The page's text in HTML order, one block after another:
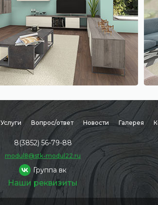
Услуги Вопрос/ответ Новости Галерея
8(3852) 56-79-88
modul8@stk-modul22.ru
Группа вк
Наши реквизиты